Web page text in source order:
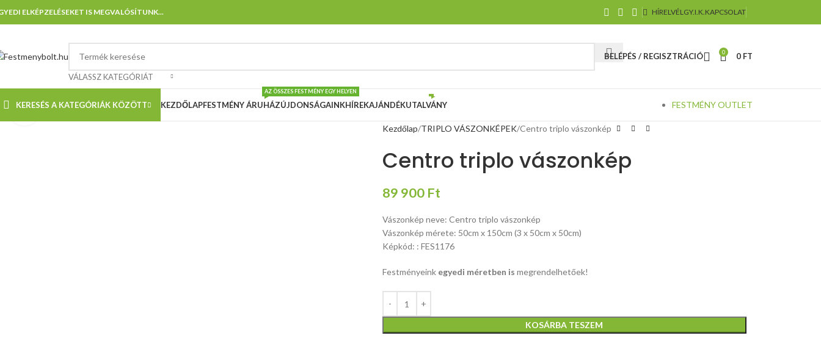
ELKÉPZELÉSEKET IS MEGVALÓSÍTUNK... HÍRELVÉLGY.I.K.KAPCSOLAT
VÁLASSZ KATEGÓRIÁT
BELÉPÉS / REGISZTRÁCIÓ 0 0 FT
KERESÉS A KATEGÓRIÁK KÖZÖTT KEZDŐLAPFESTMÉNY ÁRUHÁZ
AZ ÖSSZES FESTMÉNY EGY HELYEN
ÚJDONSÁGAINKHÍREKAJÁNDÉKUTALVÁNY FESTMÉNY OUTLET
Nagyításhoz kattints ide
Kezdőlap TRIPLO VÁSZONKÉPEK Centro triplo vászonkép
Centro triplo vászonkép
89 900 Ft
Vászonkép neve: Centro triplo vászonkép
Vászonkép mérete: 50cm x 150cm (3 x 50cm x 50cm)
Képkód: : FES1176
Festményeink egyedi méretben is megrendelhetőek!
KOSÁRBA TESZEM